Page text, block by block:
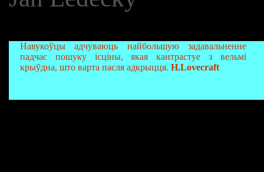
Навукоўцы адчуваюць найбольшую задавальненне
падчас пошуку ісціны, якая кантрастуе з вельмі
крыўдна, што варта пасля адкрыцця. H.Lovecraft